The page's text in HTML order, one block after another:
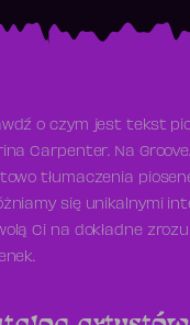
o czym jest tekst
Carpenter. Na
tłumaczenia
się unikalnymi
Ci na dokładne